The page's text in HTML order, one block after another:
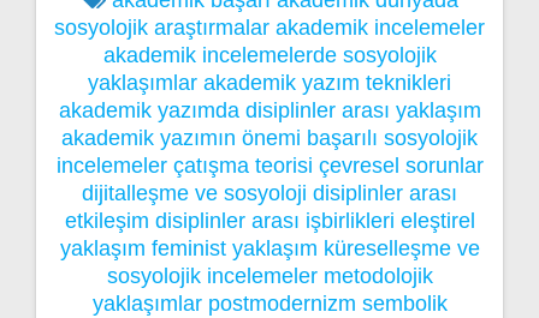
sosyolojik araştırmalar akademik incelemeler
akademik incelemelerde sosyolojik
yaklaşımlar akademik yazım teknikleri
akademik yazımda disiplinler arası yaklaşım
akademik yazımın önemi başarılı sosyolojik
incelemeler çatışma teorisi çevresel sorunlar
dijitalleşme ve sosyoloji disiplinler arası
etkileşim disiplinler arası işbirlikleri eleştirel
yaklaşım feminist yaklaşım küreselleşme ve
sosyolojik incelemeler metodolojik
yaklaşımlar postmodernizm sembolik